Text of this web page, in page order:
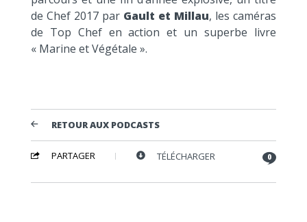
de Chef 2017 par Gault et Millau, les caméras
de Top Chef en action et un superbe livre
« Marine et Végétale ».
RETOUR AUX PODCASTS
PARTAGER TÉLÉCHARGER 0